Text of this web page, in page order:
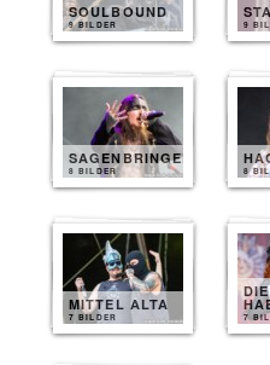
SOULBOUND
9 BILDER 9
SAGENBRINGER
8 BILDER 8
MITTEL ALTA
7 BILDER
DIE
7